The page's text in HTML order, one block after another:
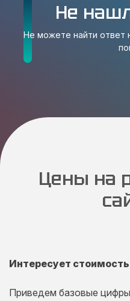
Не
Не можете найти ответ
Цены на
Интересует
Приведем базовые